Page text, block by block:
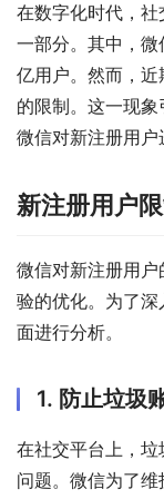
在数字化时代，
一部分。其中，
亿用户。然而，
的限制。这一现
微信对新注册用户
新注册用户
微信对新注册用
验的优化。为了
面进行分析。
1. 防止垃圾
在社交平台上，
问题。微信为了